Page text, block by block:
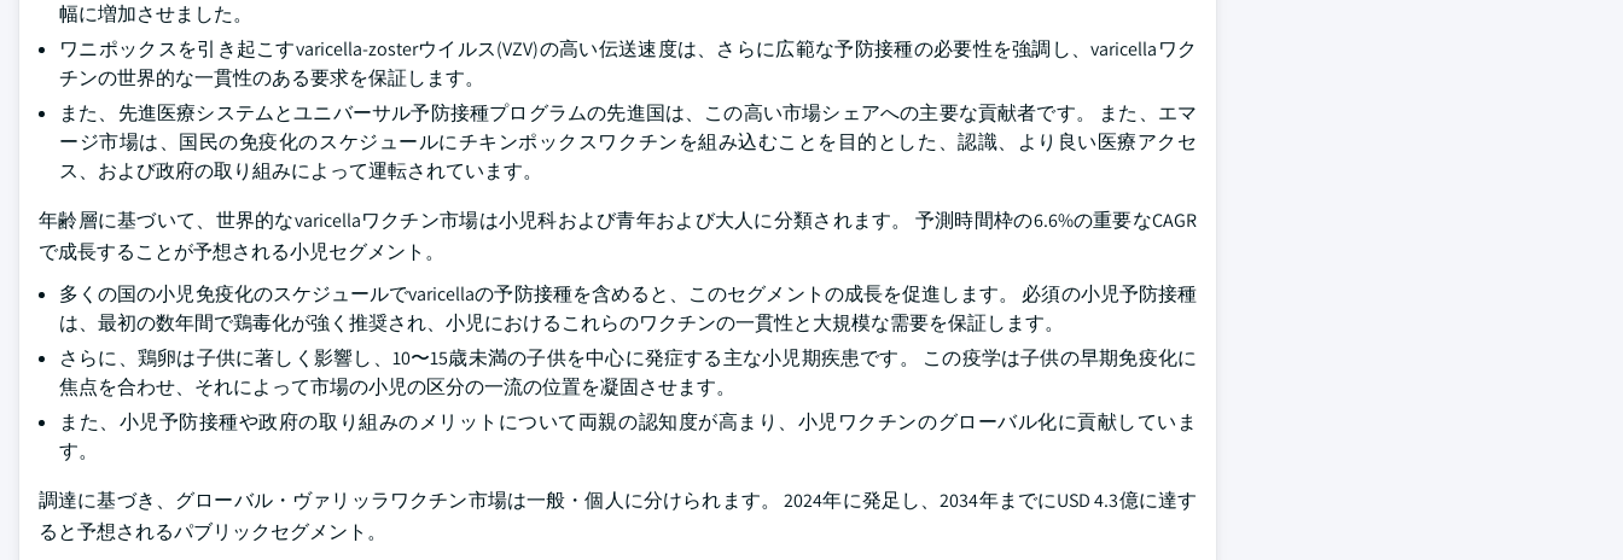
幅に増加させました。
ワニポックスを引き起こすvaricella-zosterウイルス(VZV)の高い伝送速度は、さらに広範な予防接種の必要性を強調し、varicellaワク
チンの世界的な一貫性のある要求を保証します。
また、先進医療システムとユニバーサル予防接種プログラムの先進国は、この高い市場シェアへの主要な貢献者です。 また、エマ
ージ市場は、国民の免疫化のスケジュールにチキンポックスワクチンを組み込むことを目的とした、認識、より良い医療アクセ
ス、および政府の取り組みによって運転されています。
年齢層に基づいて、世界的なvaricellaワクチン市場は小児科および青年および大人に分類されます。 予測時間枠の6.6%の重要なCAGR
で成長することが予想される小児セグメント。
多くの国の小児免疫化のスケジュールでvaricellaの予防接種を含めると、このセグメントの成長を促進します。 必須の小児予防接種
は、最初の数年間で鶏毒化が強く推奨され、小児におけるこれらのワクチンの一貫性と大規模な需要を保証します。
さらに、鶏卵は子供に著しく影響し、10〜15歳未満の子供を中心に発症する主な小児期疾患です。 この疫学は子供の早期免疫化に
焦点を合わせ、それによって市場の小児の区分の一流の位置を凝固させます。
また、小児予防接種や政府の取り組みのメリットについて両親の認知度が高まり、小児ワクチンのグローバル化に貢献していま
す。
調達に基づき、グローバル・ヴァリッラワクチン市場は一般・個人に分けられます。 2024年に発足し、2034年までにUSD 4.3億に達す
ると予想されるパブリックセグメント。